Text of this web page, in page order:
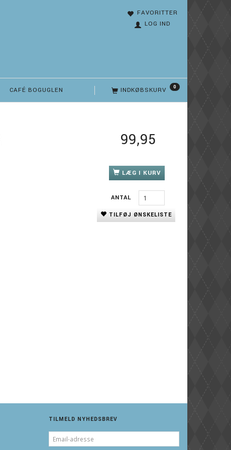
FAVORITTER
LOG IND
INDKØBSKURV 0
CAFÉ BOGUGLEN
99,95
LÆG I KURV
ANTAL
TILFØJ ØNSKELISTE
TILMELD NYHEDSBREV
EMAIL-
ADRESSE